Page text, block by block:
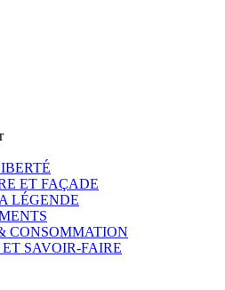
ET FAÇADE
LÉGENDE
CONSOMMATION
SAVOIR-FAIRE